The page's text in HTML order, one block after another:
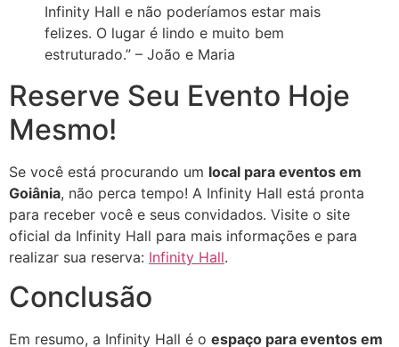
Infinity Hall e não poderíamos estar mais
felizes. O lugar é lindo e muito bem
estruturado.” – João e Maria
Reserve Seu Evento Hoje
Mesmo!
Se você está procurando um local para eventos em
Goiânia, não perca tempo! A Infinity Hall está pronta
para receber você e seus convidados. Visite o site
oficial da Infinity Hall para mais informações e para
realizar sua reserva: Infinity Hall.
Conclusão
Em resumo, a Infinity Hall é o espaço para eventos em